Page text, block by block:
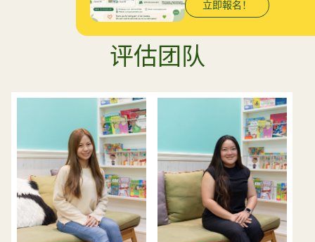
立即報名！
评估团队